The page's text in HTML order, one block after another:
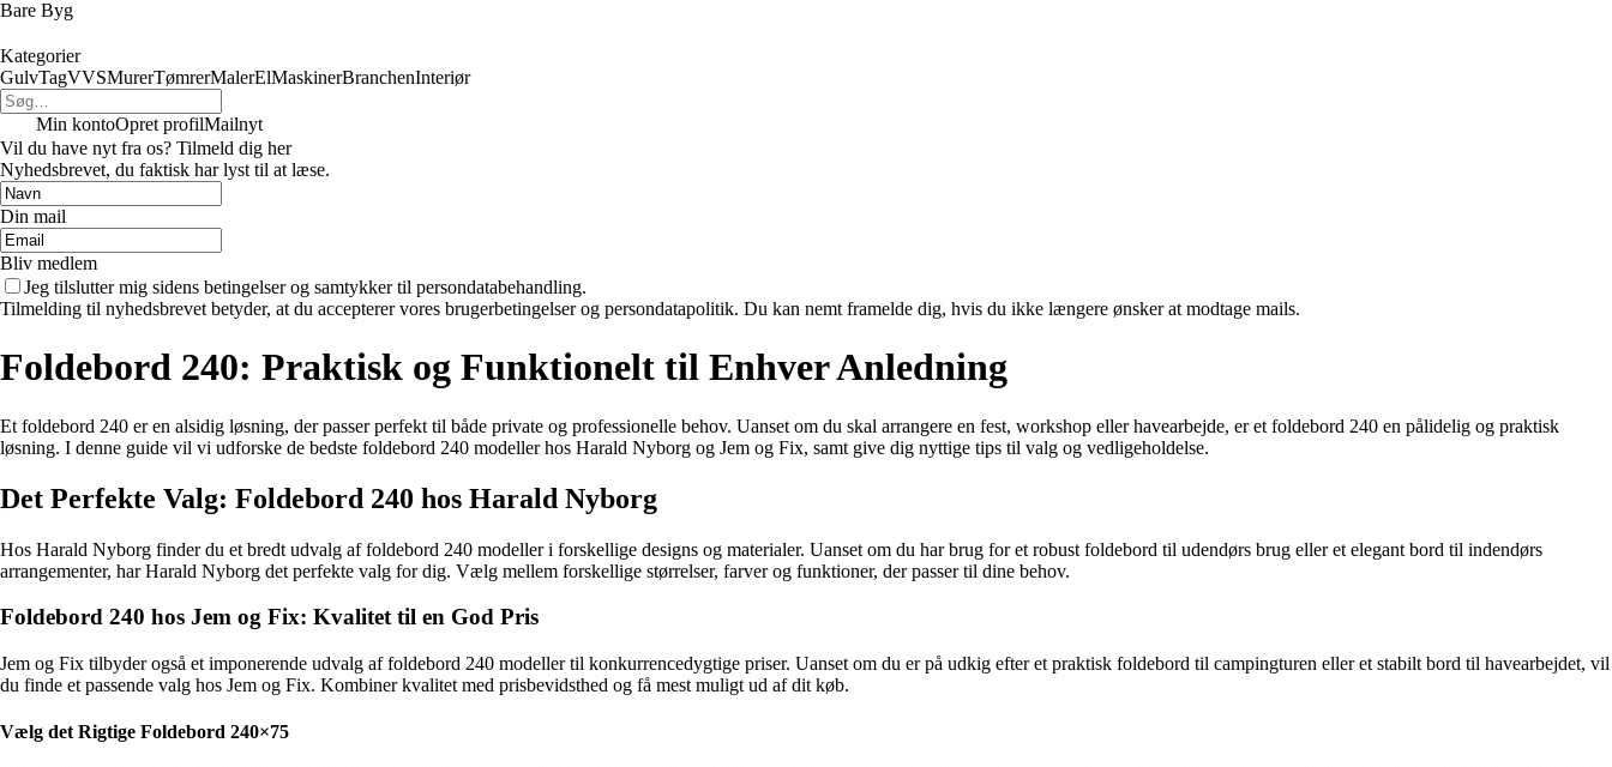
Bare Byg
Kategorier
GulvTagVVSMurerTømrerMalerElMaskinerBranchenInteriør
Min kontoOpret profilMailnyt
Vil du have nyt fra os? Tilmeld dig her
Nyhedsbrevet, du faktisk har lyst til at læse.
Din mail
Bliv medlem
Jeg tilslutter mig sidens betingelser og samtykker til persondatabehandling.
Tilmelding til nyhedsbrevet betyder, at du accepterer vores brugerbetingelser og persondatapolitik. Du kan nemt framelde dig, hvis du ikke længere ønsker at modtage mails.
Foldebord 240: Praktisk og Funktionelt til Enhver Anledning
Et foldebord 240 er en alsidig løsning, der passer perfekt til både private og professionelle behov. Uanset om du skal arrangere en fest, workshop eller havearbejde, er et foldebord 240 en pålidelig og praktisk
løsning. I denne guide vil vi udforske de bedste foldebord 240 modeller hos Harald Nyborg og Jem og Fix, samt give dig nyttige tips til valg og vedligeholdelse.
Det Perfekte Valg: Foldebord 240 hos Harald Nyborg
Hos Harald Nyborg finder du et bredt udvalg af foldebord 240 modeller i forskellige designs og materialer. Uanset om du har brug for et robust foldebord til udendørs brug eller et elegant bord til indendørs
arrangementer, har Harald Nyborg det perfekte valg for dig. Vælg mellem forskellige størrelser, farver og funktioner, der passer til dine behov.
Foldebord 240 hos Jem og Fix: Kvalitet til en God Pris
Jem og Fix tilbyder også et imponerende udvalg af foldebord 240 modeller til konkurrencedygtige priser. Uanset om du er på udkig efter et praktisk foldebord til campingturen eller et stabilt bord til havearbejdet, vil
du finde et passende valg hos Jem og Fix. Kombiner kvalitet med prisbevidsthed og få mest muligt ud af dit køb.
Vælg det Rigtige Foldebord 240×75